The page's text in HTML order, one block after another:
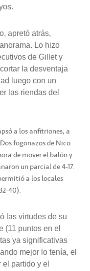
apretó atrás,
Lo hizo
de Gillet y
la desventaja
luego con un
las riendas del
a los anfitriones, a
fogonazos de Nico
de mover el balón y
un parcial de 4-17.
a los locales
40).
las virtudes de su
(11 puntos en el
ya significativas
mejor lo tenía, el
partido y el